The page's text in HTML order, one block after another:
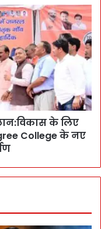
के लिए
College के नए